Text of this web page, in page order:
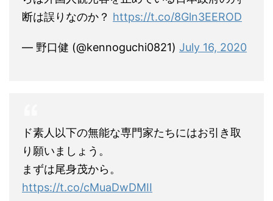
断は誤りなのか？ https://t.co/8Gln3EEROD
— 野口健 (@kennoguchi0821) July 16, 2020
ド素人以下の無能な専門家たちにはお引き取
り願いましょう。
まずは尾身茂から。
https://t.co/cMuaDwDMII